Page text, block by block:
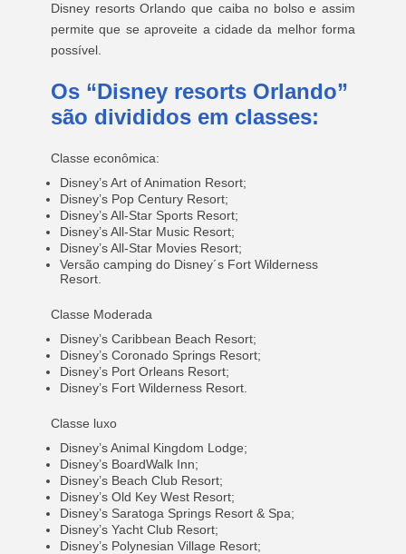
Disney resorts Orlando que caiba no bolso e assim
permite que se aproveite a cidade da melhor forma
possível.
Os “Disney resorts Orlando”
são divididos em classes:
Classe econômica:
Disney’s Art of Animation Resort;
Disney’s Pop Century Resort;
Disney’s All-Star Sports Resort;
Disney’s All-Star Music Resort;
Disney’s All-Star Movies Resort;
Versão camping do Disney´s Fort Wilderness
Resort.
Classe Moderada
Disney’s Caribbean Beach Resort;
Disney’s Coronado Springs Resort;
Disney’s Port Orleans Resort;
Disney’s Fort Wilderness Resort.
Classe luxo
Disney’s Animal Kingdom Lodge;
Disney’s BoardWalk Inn;
Disney’s Beach Club Resort;
Disney’s Old Key West Resort;
Disney’s Saratoga Springs Resort & Spa;
Disney’s Yacht Club Resort;
Disney’s Polynesian Village Resort;